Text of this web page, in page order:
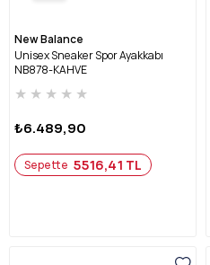
New Balance
Unisex Sneaker Spor Ayakkabı
NB878-KAHVE
★ ★ ★ ★ ★
₺6.489,90
Sepette 5516,41 TL